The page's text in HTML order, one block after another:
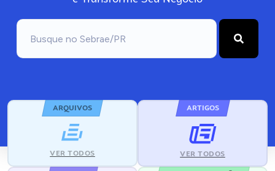
ARQUIVOS
VER TODOS
ARTIGOS
VER TODOS